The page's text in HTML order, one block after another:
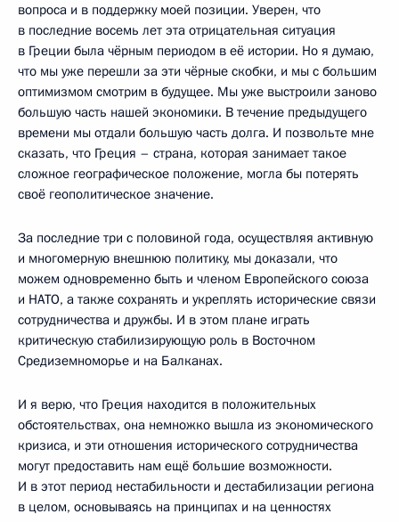
вопроса и в поддержку моей позиции. Уверен, что
в последние восемь лет эта отрицательная ситуация
в Греции была чёрным периодом в её истории. Но я думаю,
что мы уже перешли за эти чёрные скобки, и мы с большим
оптимизмом смотрим в будущее. Мы уже выстроили заново
большую часть нашей экономики. В течение предыдущего
времени мы отдали большую часть долга. И позвольте мне
сказать, что Греция – страна, которая занимает такое
сложное географическое положение, могла бы потерять
своё геополитическое значение.
За последние три с половиной года, осуществляя активную
и многомерную внешнюю политику, мы доказали, что
можем одновременно быть и членом Европейского союза
и НАТО, а также сохранять и укреплять исторические связи
сотрудничества и дружбы. И в этом плане играть
критическую стабилизирующую роль в Восточном
Средиземноморье и на Балканах.
И я верю, что Греция находится в положительных
обстоятельствах, она немножко вышла из экономического
кризиса, и эти отношения исторического сотрудничества
могут предоставить нам ещё большие возможности.
И в этот период нестабильности и дестабилизации региона
в целом, основываясь на принципах и на ценностях